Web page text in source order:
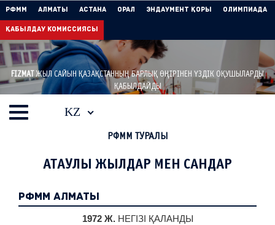
РФММ Алматы Астана Орал Эндаумент Қоры Олимпиада
Қабылдау комиссиясы
FIZMAT
ЖЫЛ САЙЫН ҚАЗАҚСТАННЫҢ БАРЛЫҚ ӨҢІРІНЕН ҮЗДІК ОҚУШЫЛАРДЫ
ҚАБЫЛДАЙДЫ
KZ
РФММ ТУРАЛЫ
АТАУЛЫ ЖЫЛДАР МЕН САНДАР
РФММ Алматы
1972 Ж. НЕГІЗІ ҚАЛАНДЫ